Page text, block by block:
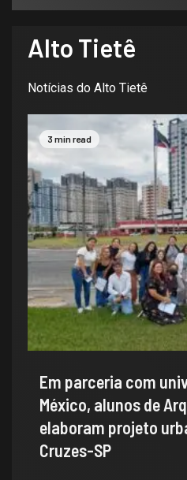
Alto Tietê
Notícias do Alto Tietê
3 min read
Em parceria com
México, alunos de
elaboram projeto
Cruzes-SP